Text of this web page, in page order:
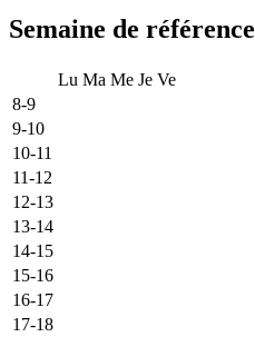
Semaine de référence
Lu Ma Me Je Ve
8-9
9-10
10-11
11-12
12-13
13-14
14-15
15-16
16-17
17-18